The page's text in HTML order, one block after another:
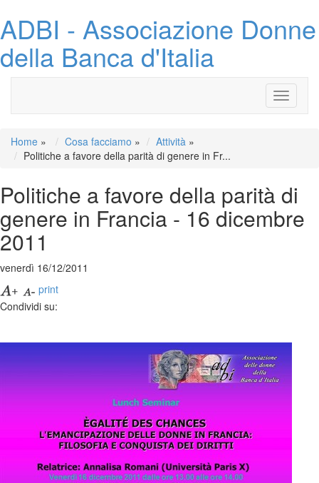
ADBI - Associazione Donne
della Banca d'Italia
Toggle
Home » Cosa facciamo » Attività »
Politiche a favore della parità di genere in Fr...
Politiche a favore della parità di
genere in Francia - 16 dicembre
2011
venerdì 16/12/2011
print
Condividi su: